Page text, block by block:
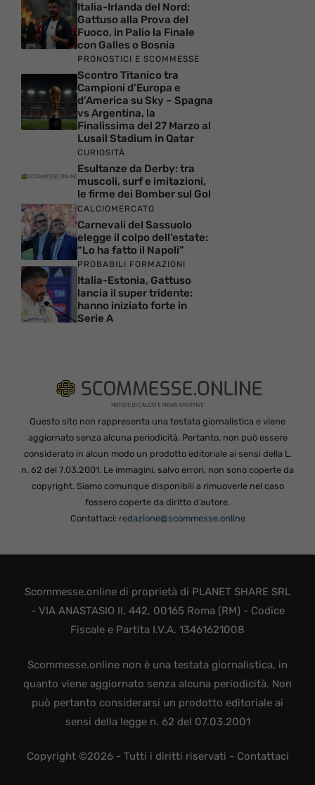
Italia-Irlanda del Nord:
Gattuso alla Prova del
Fuoco, in Palio la Finale
con Galles o Bosnia
PRONOSTICI E SCOMMESSE
Scontro Titanico tra
Campioni d’Europa e
d’America su Sky – Spagna
vs Argentina, la
Finalissima del 27 Marzo al
Lusail Stadium in Qatar
CURIOSITÀ
Esultanze da Derby: tra
muscoli, surf e imitazioni,
le firme dei Bomber sul Gol
CALCIOMERCATO
Carnevali del Sassuolo
elegge il colpo dell’estate:
“Lo ha fatto il Napoli”
PROBABILI FORMAZIONI
Italia-Estonia, Gattuso
lancia il super tridente:
hanno iniziato forte in
Serie A
Questo sito non rappresenta una testata giornalistica e viene
aggiornato senza alcuna periodicità. Pertanto, non può essere
considerato in alcun modo un prodotto editoriale ai sensi della L.
n. 62 del 7.03.2001. Le immagini, salvo errori, non sono coperte da
copyright. Siamo comunque disponibili a rimuoverle nel caso
fossero coperte da diritto d’autore.
Contattaci: redazione@scommesse.online
Scommesse.online di proprietà di PLANET SHARE SRL
- VIA ANASTASIO II, 442, 00165 Roma (RM) - Codice
Fiscale e Partita I.V.A. 13461621008
Scommesse.online non è una testata giornalistica, in
quanto viene aggiornato senza alcuna periodicità. Non
può pertanto considerarsi un prodotto editoriale ai
sensi della legge n. 62 del 07.03.2001
Copyright ©2026 - Tutti i diritti riservati - Contattaci